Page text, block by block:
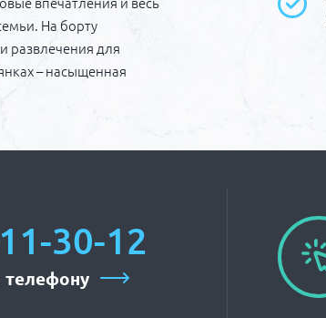
На борту
развлечения для
– насыщенная
30-12
телефону